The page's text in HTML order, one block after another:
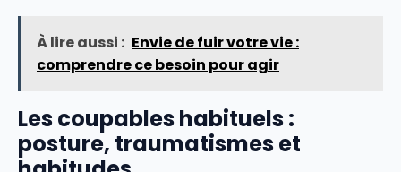
À lire aussi : Envie de fuir votre vie :
comprendre ce besoin pour agir
Les coupables habituels :
posture, traumatismes et